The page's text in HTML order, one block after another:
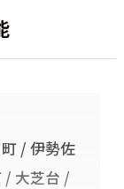
/ 伊勢佐
/ 大芝台 /